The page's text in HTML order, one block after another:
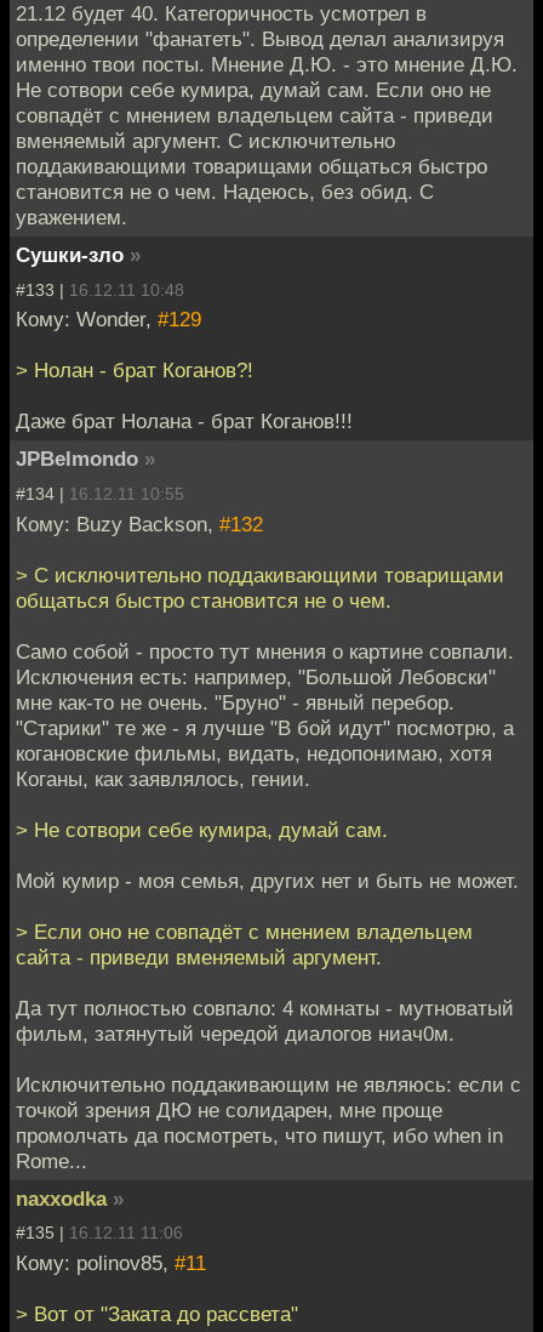
21.12 будет 40. Категоричность усмотрел в
определении "фанатеть". Вывод делал анализируя
именно твои посты. Мнение Д.Ю. - это мнение Д.Ю.
Не сотвори себе кумира, думай сам. Если оно не
совпадёт с мнением владельцем сайта - приведи
вменяемый аргумент. С исключительно
поддакивающими товарищами общаться быстро
становится не о чем. Надеюсь, без обид. С
уважением.
Сушки-зло »
#133 | 16.12.11 10:48
Кому: Wonder, #129
> Нолан - брат Коганов?!
Даже брат Нолана - брат Коганов!!!
JPBelmondo »
#134 | 16.12.11 10:55
Кому: Buzy Backson, #132
> С исключительно поддакивающими товарищами
общаться быстро становится не о чем.
Само собой - просто тут мнения о картине совпали.
Исключения есть: например, "Большой Лебовски"
мне как-то не очень. "Бруно" - явный перебор.
"Старики" те же - я лучше "В бой идут" посмотрю, а
когановские фильмы, видать, недопонимаю, хотя
Коганы, как заявлялось, гении.
> Не сотвори себе кумира, думай сам.
Мой кумир - моя семья, других нет и быть не может.
> Если оно не совпадёт с мнением владельцем
сайта - приведи вменяемый аргумент.
Да тут полностью совпало: 4 комнаты - мутноватый
фильм, затянутый чередой диалогов ниач0м.
Исключительно поддакивающим не являюсь: если с
точкой зрения ДЮ не солидарен, мне проще
промолчать да посмотреть, что пишут, ибо when in
Rome...
naxxodka »
#135 | 16.12.11 11:06
Кому: polinov85, #11
> Вот от "Заката до рассвета"